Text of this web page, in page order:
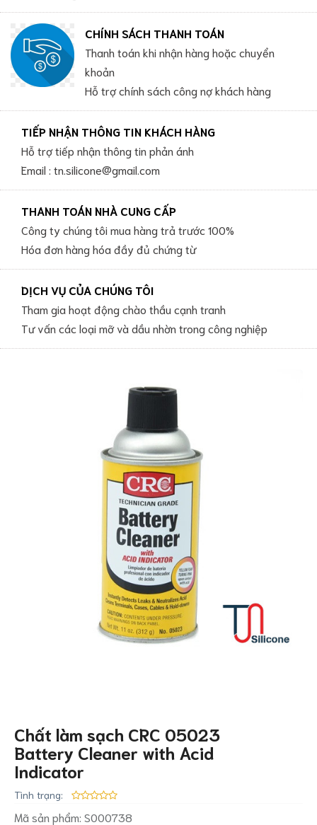
CHÍNH SÁCH THANH TOÁN
Thanh toán khi nhận hàng hoặc chuyển
khoản
Hỗ trợ chính sách công nợ khách hàng
TIẾP NHẬN THÔNG TIN KHÁCH HÀNG
Hỗ trợ tiếp nhận thông tin phản ánh
Email : tn.silicone@gmail.com
THANH TOÁN NHÀ CUNG CẤP
Công ty chúng tôi mua hàng trả trước 100%
Hóa đơn hàng hóa đầy đủ chứng từ
DỊCH VỤ CỦA CHÚNG TÔI
Tham gia hoạt động chào thầu cạnh tranh
Tư vấn các loại mỡ và dầu nhờn trong công nghiệp
Chất làm sạch CRC 05023
Battery Cleaner with Acid
Indicator
Tình trạng:
Mã sản phẩm: S000738